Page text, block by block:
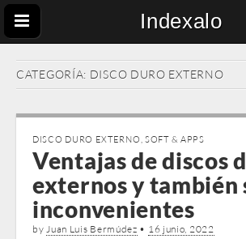
Indexalo
CATEGORÍA: DISCO DURO EXTERNO
DISCO DURO EXTERNO,SOFT & APPS
Ventajas de discos
externos y también
inconvenientes
byJuan Luis Bermúdez • 16 junio, 2022